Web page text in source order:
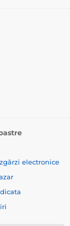
electronice